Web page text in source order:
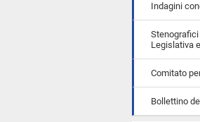
Indagini
Legislativa
Comitato
Bollettino